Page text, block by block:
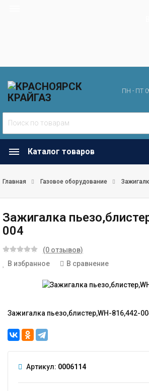
ПН - ПТ
Каталог товаров
Главная Газовое оборудование
Зажигалка
004
(0 отзывов)
В избранное
В сравнение
Зажигалка пьезо,блистер,WH-816,442-
Артикул: 0006114